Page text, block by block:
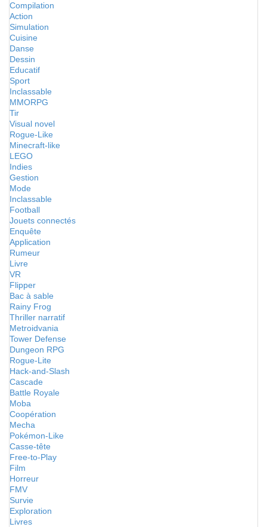
Compilation
Action
Simulation
Cuisine
Danse
Dessin
Educatif
Sport
Inclassable
MMORPG
Tir
Visual novel
Rogue-Like
Minecraft-like
LEGO
Indies
Gestion
Mode
Inclassable
Football
Jouets connectés
Enquête
Application
Rumeur
Livre
VR
Flipper
Bac à sable
Rainy Frog
Thriller narratif
Metroidvania
Tower Defense
Dungeon RPG
Rogue-Lite
Hack-and-Slash
Cascade
Battle Royale
Moba
Coopération
Mecha
Pokémon-Like
Casse-tête
Free-to-Play
Film
Horreur
FMV
Survie
Exploration
Livres